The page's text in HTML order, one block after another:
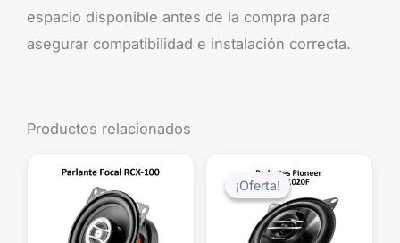
espacio disponible antes de la compra para
asegurar compatibilidad e instalación correcta.
Productos relacionados
¡Oferta!
¡Oferta!
precio
original
era:
$44.990.